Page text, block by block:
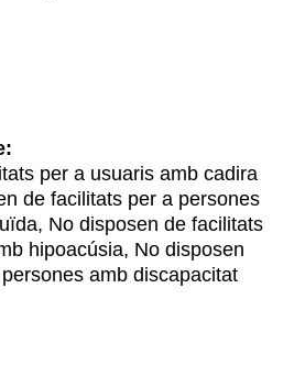
per a usuaris amb cadira
de facilitats per a persones
No disposen de facilitats
hipoacúsia, No disposen
amb discapacitat